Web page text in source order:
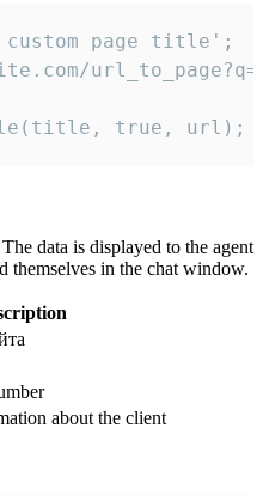
page title';
true, url);
data is displayed to the agent
themselves in the chat window.
about the client